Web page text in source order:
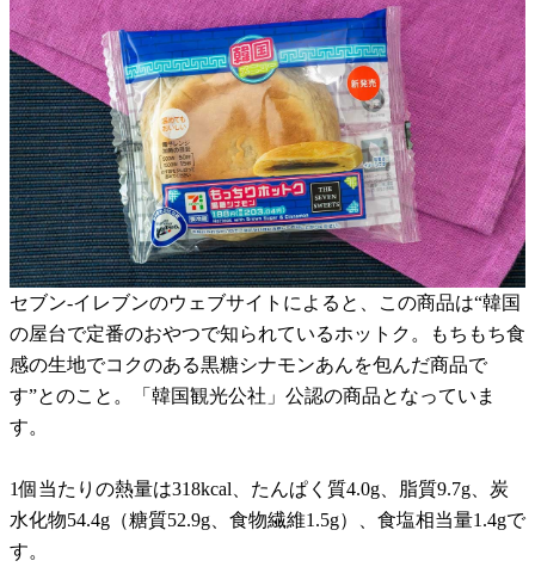
セブン-イレブンのウェブサイトによると、この商品は“韓国
の屋台で定番のおやつで知られているホットク。もちもち食
感の生地でコクのある黒糖シナモンあんを包んだ商品で
す”とのこと。「韓国観光公社」公認の商品となっていま
す。
1個当たりの熱量は318kcal、たんぱく質4.0g、脂質9.7g、炭
水化物54.4g（糖質52.9g、食物繊維1.5g）、食塩相当量1.4gで
す。